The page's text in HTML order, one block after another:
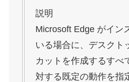
説明
Microsoft Edge がイン
いる場合に、デスクト
カットを作成するすべ
対する既定の動作を指